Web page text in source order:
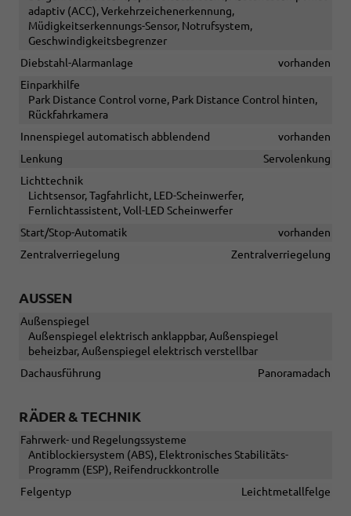
adaptiv (ACC), Verkehrzeichenerkennung,
Müdigkeitserkennungs-Sensor, Notrufsystem,
Geschwindigkeitsbegrenzer
Diebstahl-Alarmanlage
vorhanden
Einparkhilfe
Park Distance Control vorne, Park Distance Control hinten,
Rückfahrkamera
Innenspiegel automatisch abblendend
vorhanden
Lenkung
Servolenkung
Lichttechnik
Lichtsensor, Tagfahrlicht, LED-Scheinwerfer,
Fernlichtassistent, Voll-LED Scheinwerfer
Start/Stop-Automatik
vorhanden
Zentralverriegelung
Zentralverriegelung
AUSSEN
Außenspiegel
Außenspiegel elektrisch anklappbar, Außenspiegel
beheizbar, Außenspiegel elektrisch verstellbar
Dachausführung
Panoramadach
RÄDER & TECHNIK
Fahrwerk- und Regelungssysteme
Antiblockiersystem (ABS), Elektronisches Stabilitäts-
Programm (ESP), Reifendruckkontrolle
Felgentyp
Leichtmetallfelge